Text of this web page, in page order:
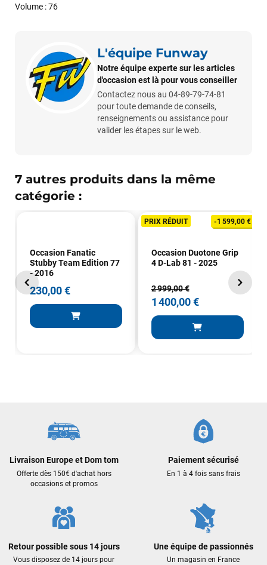
Volume : 76
L'équipe Funway
Notre équipe experte sur les articles
d'occasion est là pour vous conseiller
Contactez nous au 04-89-79-74-81
pour toute demande de conseils,
renseignements ou assistance pour
valider les étapes sur le web.
7 autres produits dans la même
catégorie :
Occasion Fanatic
Stubby Team Edition 77
- 2016
230,00 €
PRIX RÉDUIT -1 599,00 €
Occasion Duotone Grip
4 D-Lab 81 - 2025
2 999,00 €
1 400,00 €
Livraison Europe et Dom tom
Offerte dès 150€ d'achat hors
occasions et promos
Paiement sécurisé
En 1 à 4 fois sans frais
Retour possible sous 14 jours
Vous disposez de 14 jours pour
Une équipe de passionnés
Un magasin en France
François
commande validée, le magasin m’a appelé pour confirmer
plus. Niveau réactivité, c’est au top : la commande est partie
le lendemain, et j’ai bien reçu tout le matériel dans un colis
propre et soigné. Plus qu’à tester ça sur l’eau ! Je
recommande vivement ce magasin pour son
professionnalisme et sa réactivité.
il y a un mois
Maronui RICHMOND
il y a 3 mois
L'envoi a été rapide. La voile est arrivée en super état.
Mauruuru roa.
LAISSER UN AVIS